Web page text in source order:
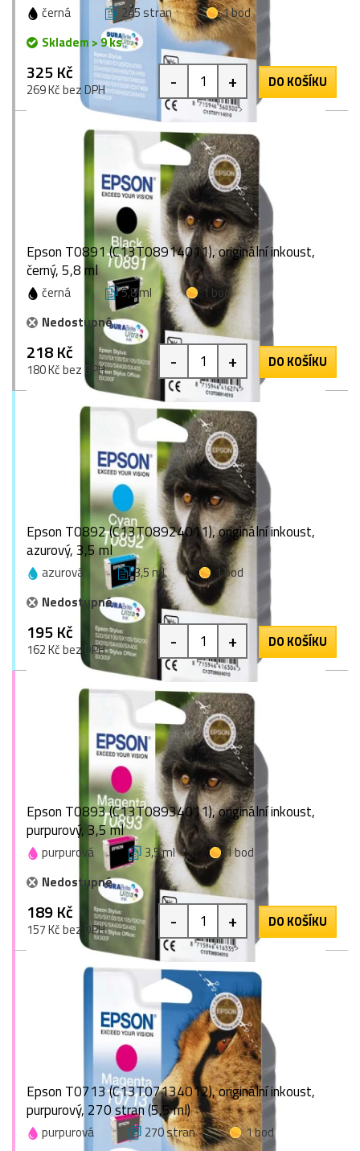
černá 245 stran
1 bod
Skladem > 9 ks
325 Kč
269 Kč bez DPH - + DO KOŠÍKU
Epson T0891 (C13T08914011), originální inkoust,
černý, 5,8 ml
černá 5,8 ml
1 bod
Nedostupné
218 Kč
180 Kč bez DPH - + DO KOŠÍKU
Epson T0892 (C13T08924011), originální inkoust,
azurový, 3,5 ml
azurová 3,5 ml
1 bod
Nedostupné
195 Kč
162 Kč bez DPH - + DO KOŠÍKU
Epson T0893 (C13T08934011), originální inkoust,
purpurový, 3,5 ml
purpurová 3,5 ml
1 bod
Nedostupné
189 Kč
157 Kč bez DPH - + DO KOŠÍKU
Epson T0713 (C13T07134012), originální inkoust,
purpurový, 270 stran (5,5 ml)
purpurová 270 stran
1 bod